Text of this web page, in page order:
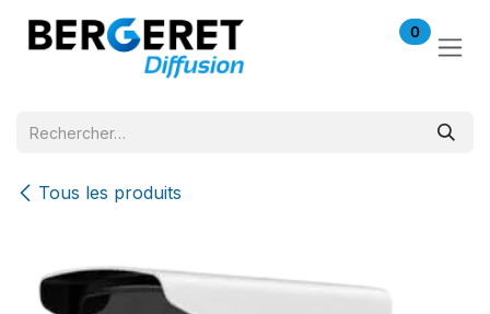
Se rendre au contenu
0
Tous les produits